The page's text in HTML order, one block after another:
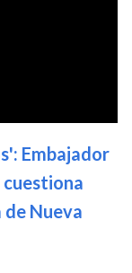
Embajador
cuestiona
de Nueva